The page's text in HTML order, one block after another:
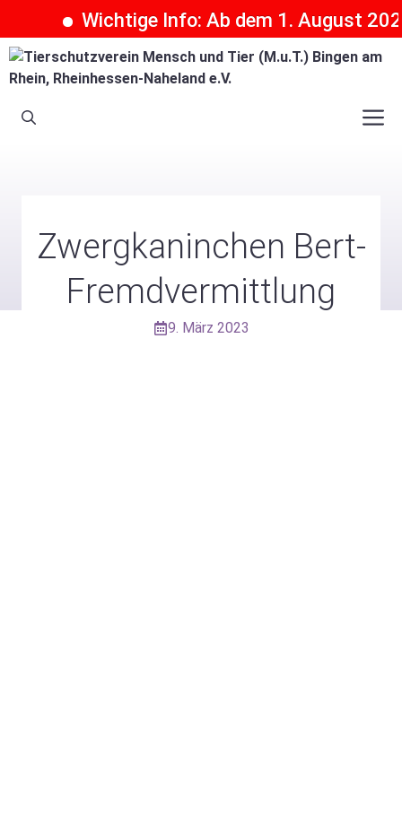
Wichtige Info: Ab dem 1. August
Zum
Inhalt
springen
Zwergkaninchen Bert-
Fremdvermittlung
9. März 2023